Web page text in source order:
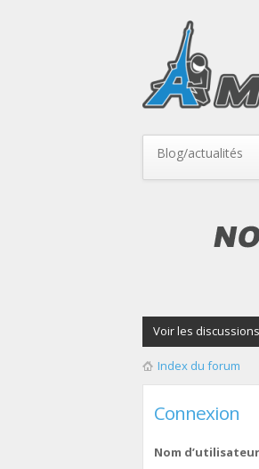
Blog/actualités
Voir les
Index du forum
Connexion
Nom